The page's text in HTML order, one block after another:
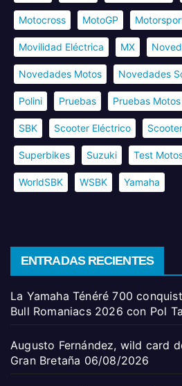
Motocross MotoGP
Movilidad Eléctrica MX
Novedades Motos Novedades
Polini Pruebas Pruebas Motos
SBK Scooter Eléctrico
Superbikes Suzuki Test
WorldSBK WSBK Yamaha
ENTRADAS RECIENTES
La Yamaha Ténéré 700
Bull Romaniacs 2026 con Pol
Augusto Fernández, wild card
Gran Bretaña 06/08/2026